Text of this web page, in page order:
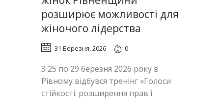
розширює можливості для
жіночого лідерства
31 Березня, 2026 0
З 25 по 29 березня 2026 року в
Рівному відбувся тренінг «Голоси
стійкості: розширення прав і